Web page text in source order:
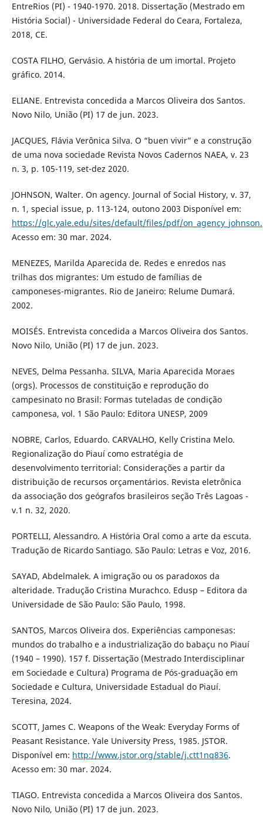
EntreRios (PI) - 1940-1970. 2018. Dissertação (Mestrado em
História Social) - Universidade Federal do Ceara, Fortaleza,
2018, CE.
COSTA FILHO, Gervásio. A história de um imortal. Projeto
gráfico. 2014.
ELIANE. Entrevista concedida a Marcos Oliveira dos Santos.
Novo Nilo, União (PI) 17 de jun. 2023.
JACQUES, Flávia Verônica Silva. O “buen vivir” e a construção
de uma nova sociedade Revista Novos Cadernos NAEA, v. 23
n. 3, p. 105-119, set-dez 2020.
JOHNSON, Walter. On agency. Journal of Social History, v. 37,
n. 1, special issue, p. 113-124, outono 2003 Disponível em:
https://glc.yale.edu/sites/default/files/pdf/
Acesso em: 30 mar. 2024.
MENEZES, Marilda Aparecida de. Redes e enredos nas
trilhas dos migrantes: Um estudo de famílias de
camponeses-migrantes. Rio de Janeiro: Relume Dumará.
2002.
MOISÉS. Entrevista concedida a Marcos Oliveira dos Santos.
Novo Nilo, União (PI) 17 de jun. 2023.
NEVES, Delma Pessanha. SILVA, Maria Aparecida Moraes
(orgs). Processos de constituição e reprodução do
campesinato no Brasil: Formas tuteladas de condição
camponesa, vol. 1 São Paulo: Editora UNESP, 2009
NOBRE, Carlos, Eduardo. CARVALHO, Kelly Cristina Melo.
Regionalização do Piauí como estratégia de
desenvolvimento territorial: Considerações a partir da
distribuição de recursos orçamentários. Revista eletrônica
da associação dos geógrafos brasileiros seção Três Lagoas -
v.1 n. 32, 2020.
PORTELLI, Alessandro. A História Oral como a arte da escuta.
Tradução de Ricardo Santiago. São Paulo: Letras e Voz, 2016.
SAYAD, Abdelmalek. A imigração ou os paradoxos da
alteridade. Tradução Cristina Murachco. Edusp – Editora da
Universidade de São Paulo: São Paulo, 1998.
SANTOS, Marcos Oliveira dos. Experiências camponesas:
mundos do trabalho e a industrialização do babaçu no Piauí
(1940 – 1990). 157 f. Dissertação (Mestrado Interdisciplinar
em Sociedade e Cultura) Programa de Pós-graduação em
Sociedade e Cultura, Universidade Estadual do Piauí.
Teresina, 2024.
SCOTT, James C. Weapons of the Weak: Everyday Forms of
Peasant Resistance. Yale University Press, 1985. JSTOR.
Disponível em: http://www.jstor.org/stable/j.ctt1nq836.
Acesso em: 30 mar. 2024.
TIAGO. Entrevista concedida a Marcos Oliveira dos Santos.
Novo Nilo, União (PI) 17 de jun. 2023.